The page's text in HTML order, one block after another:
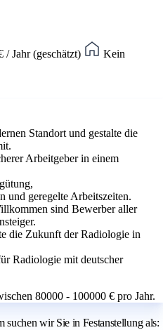
/ Jahr (geschätzt)
Kein
Standort und gestalte die
Arbeitgeber in einem
und geregelte Arbeitszeiten.
sind Bewerber aller
die Zukunft der Radiologie in
Radiologie mit deutscher
80000 - 100000 € pro Jahr.
suchen wir Sie in Festanstellung als: